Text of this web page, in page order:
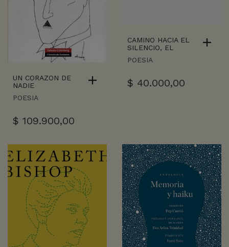
UN CORAZON DE
NADIE
POESIA
$ 109.900,00
CAMINO HACIA EL
SILENCIO, EL
POESIA
$ 40.000,00